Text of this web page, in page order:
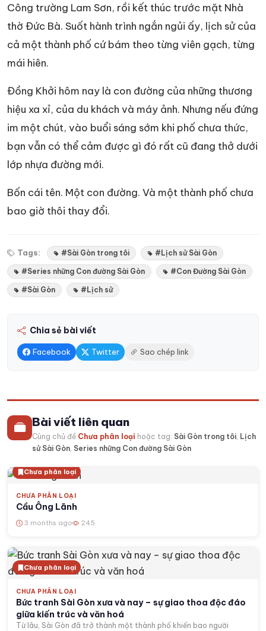
Công trường Lam Sơn, rồi kết thúc trước mặt Nhà
thờ Đức Bà. Suốt hành trình ngắn ngủi ấy, lịch sử của
cả một thành phố cứ bám theo từng viên gạch, từng
mái hiên.
Đồng Khởi hôm nay là con đường của những thương
hiệu xa xỉ, của du khách và máy ảnh. Nhưng nếu đứng
im một chút, vào buổi sáng sớm khi phố chưa thức,
bạn vẫn có thể cảm được gì đó rất cũ đang thở dưới
lớp nhựa đường mới.
Bốn cái tên. Một con đường. Và một thành phố chưa
bao giờ thôi thay đổi.
Tags: #Sài Gòn trong tôi #Lịch sử Sài Gòn
#Series những Con đường Sài Gòn #Con Đường Sài Gòn
#Sài Gòn #Lịch sử
Chia sẻ bài viết
Facebook Twitter Sao chép link
Bài viết liên quan
Cùng chủ đề Chưa phân loại hoặc tag: Sài Gòn trong tôi Lịch
sử Sài Gòn Series những Con đường Sài Gòn
Chưa phân loại
CHƯA PHÂN LOẠI
Cầu Ông Lãnh
3 months ago 245
Chưa phân loại
CHƯA PHÂN LOẠI
Bức tranh Sài Gòn xưa và nay – sự giao thoa độc đáo
giữa kiến trúc và văn hoá
Từ lâu, Sài Gòn đã trở thành một thành phố khiến bao người